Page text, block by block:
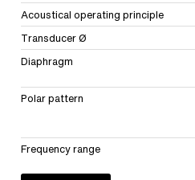
Acoustical operating principle
Transducer Ø
Diaphragm
Polar pattern
Frequency range